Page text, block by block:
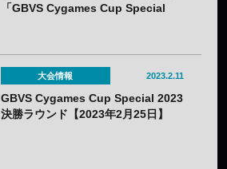
「GBVS Cygames Cup Special
大会情報 2023.2.11
GBVS Cygames Cup Special 2023
決勝ラウンド【2023年2月25日】